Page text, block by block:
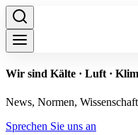
Wir sind Kälte · Luft ·
News, Normen,
Sprechen Sie uns an